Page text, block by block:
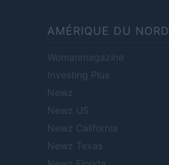
AMÉRIQUE DU NORD
Womanmagazine
Investing Plus
Newz
Newz US
Newz California
Newz Texas